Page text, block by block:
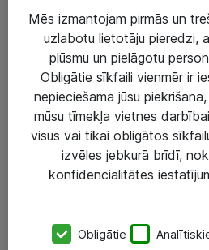
Risinājumi & Pakalpojumi
IT serviss un atbalsts
IT infrastruktūra
Darba vietu IT risinājumi
Serveri un datu centri
SIA „ATEA”
Mēs izmantojam pirmās un
uzlabotu lietotāju pieredzi,
plūsmu un pielāgotu
Obligātie sīkfaili vienmēr ir
nepieciešama jūsu
mūsu tīmekļa vietnes
visus vai tikai obligātos
izvēles jebkurā brīdī,
konfidencialitātes
Obligātie